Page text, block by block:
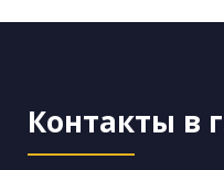
Контакты в